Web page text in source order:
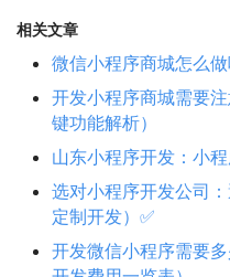
相关文章
微信小程序商城怎么
开发小程序商城需要
键功能解析）
山东小程序开发：小
选对小程序开发公司
定制开发）✅
开发微信小程序需要